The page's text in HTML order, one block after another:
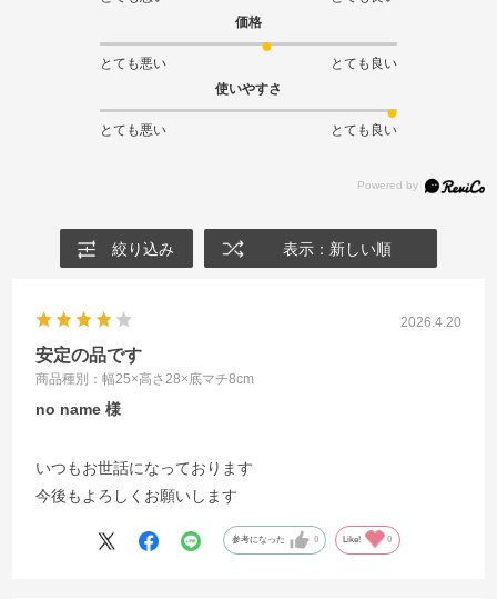
価格
とても悪い
とても良い
使いやすさ
とても悪い とても良い
絞り込み 表示：新しい順
2026.4.20
安定の品です
商品種別：幅25×高さ28×底マチ8cm
no name
いつもお世話になっております
今後もよろしくお願いします
参考になった 0 Like! 0